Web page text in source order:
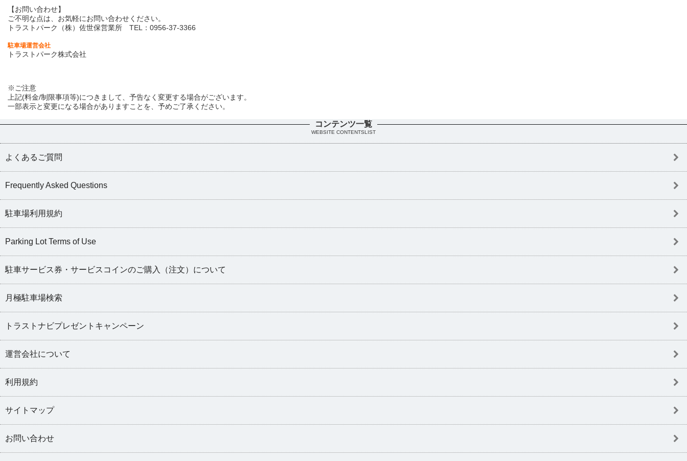
【お問い合わせ】
ご不明な点は、お気軽にお問い合わせください。
トラストパーク（株）佐世保営業所 TEL：0956-37-3366
駐車場運営会社
トラストパーク株式会社
※ご注意
上記(料金/制限事項等)につきまして、予告なく変更する場合がございます。
一部表示と変更になる場合がありますことを、予めご了承ください。
コンテンツ一覧
WEBSITE CONTENTSLIST
よくあるご質問
Frequently Asked Questions
駐車場利用規約
Parking Lot Terms of Use
駐車サービス券・サービスコインのご購入（注文）について
月極駐車場検索
トラストナビプレゼントキャンペーン
運営会社について
利用規約
サイトマップ
お問い合わせ